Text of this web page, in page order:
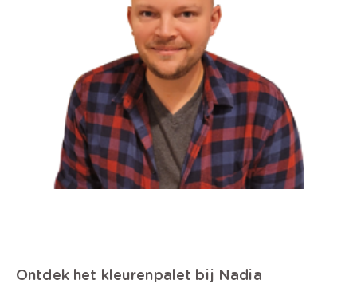
Ontdek het kleurenpalet bij Nadia